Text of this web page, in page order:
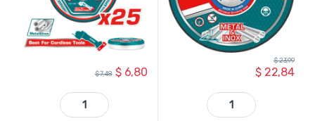
$22,84
$23,99
TAC210115100 - حجر قص معدن 4.5 انش سماكة 1 مم TOTAL علبة 100 قطعة quantity
$6,80
$7,48
TAC11011525 - حجر قص معدن 4.5 انش سماكة 1 مم علبة 25 قطعة TOTAL quantity